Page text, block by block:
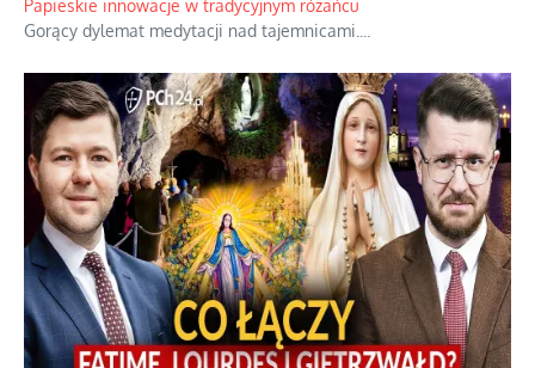
Gorzka analityka decyzji warszawskich dowódców.